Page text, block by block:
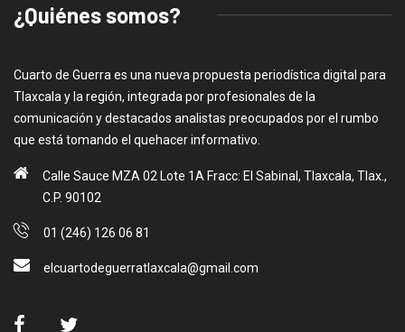
¿Quiénes somos?
Cuarto de Guerra es una nueva propuesta periodística digital para
Tlaxcala y la región, integrada por profesionales de la
comunicación y destacados analistas preocupados por el rumbo
que está tomando el quehacer informativo.
Calle Sauce MZA 02 Lote 1A Fracc: El Sabinal, Tlaxcala, Tlax.,
C.P. 90102
01 (246) 126 06 81
elcuartodeguerratlaxcala@gmail.com